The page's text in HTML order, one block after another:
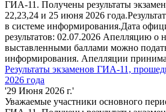
ГИА-11. Получены результаты
22,23,24 и 25 июня 2026
в системе информирования.Дата
результатов: 02.07.2026 Апелляцию о
выставленными баллами можно
информирования. Апелляции
Результаты экзаменов ГИА-11,
2026 года
'29 Июня 2026 г.'
Уважаемые участники основного